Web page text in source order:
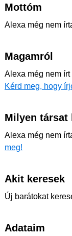
Mottóm
Alexa még nem
Magamról
Alexa még nem
Kérd meg, hogy
Milyen társat
Alexa még nem
meg!
Akit keresek
Új barátokat
Adataim